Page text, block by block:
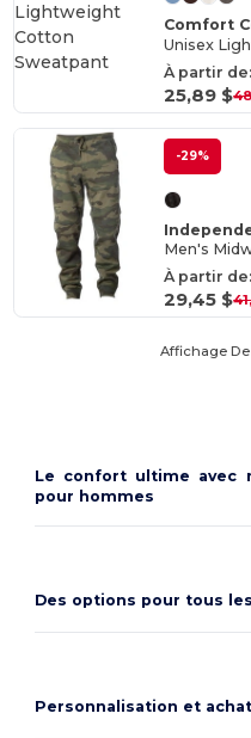
Comfort
Unisex
À partir de:
25,89 $
-29%
Men's
À partir de:
29,45 $
Affichage De
Le confort ultime avec
pour hommes
Des options pour tous
Personnalisation et